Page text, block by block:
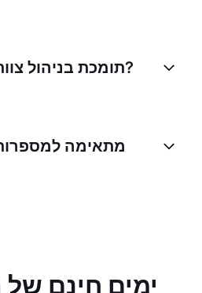
האם EasyWeek תומכת בניהול צוות?
אחר עבודתם — הכול בפלטפורמה אחת.